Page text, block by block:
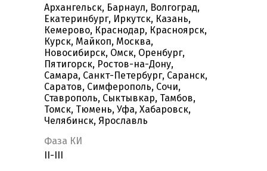
Архангельск, Барнаул, Волгоград,
Екатеринбург, Иркутск, Казань,
Кемерово, Краснодар, Красноярск,
Курск, Майкоп, Москва,
Новосибирск, Омск, Оренбург,
Пятигорск, Ростов-на-Дону,
Самара, Санкт-Петербург, Саранск,
Саратов, Симферополь, Сочи,
Ставрополь, Сыктывкар, Тамбов,
Томск, Тюмень, Уфа, Хабаровск,
Челябинск, Ярославль
Фаза КИ
II-III